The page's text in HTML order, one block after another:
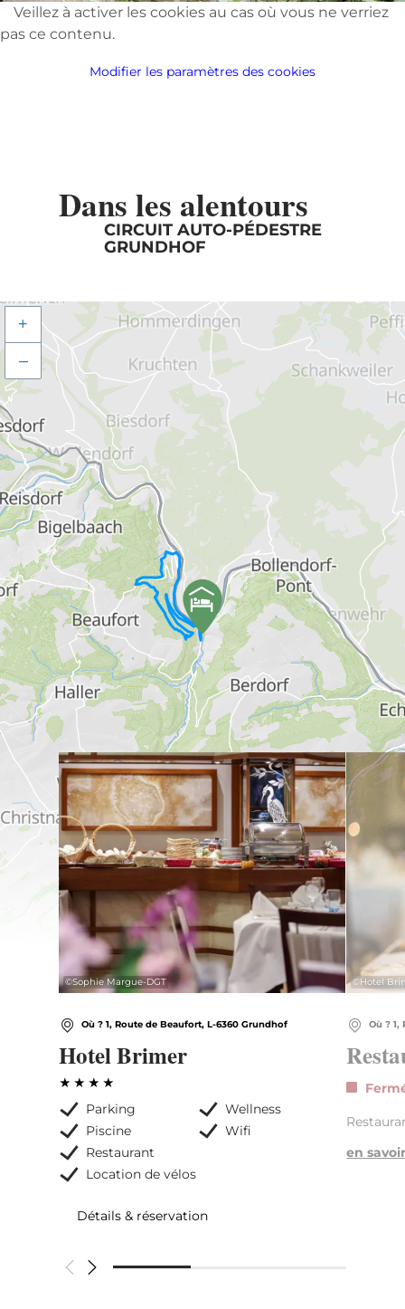
Veillez à activer les cookies au cas où vous ne verriez
pas ce contenu.
Modifier les paramètres des cookies
Dans les alentours
CIRCUIT AUTO-PÉDESTRE
GRUNDHOF
+
–
©Sophie Margue-DGT
Où ? 1, Route de Beaufort, L-6360 Grundhof
Hotel Brimer
Parking
Wellness
Piscine
Wifi
Restaurant
Location de vélos
Détails & réservation
Détails & réservation
©Hotel
Où ?
en